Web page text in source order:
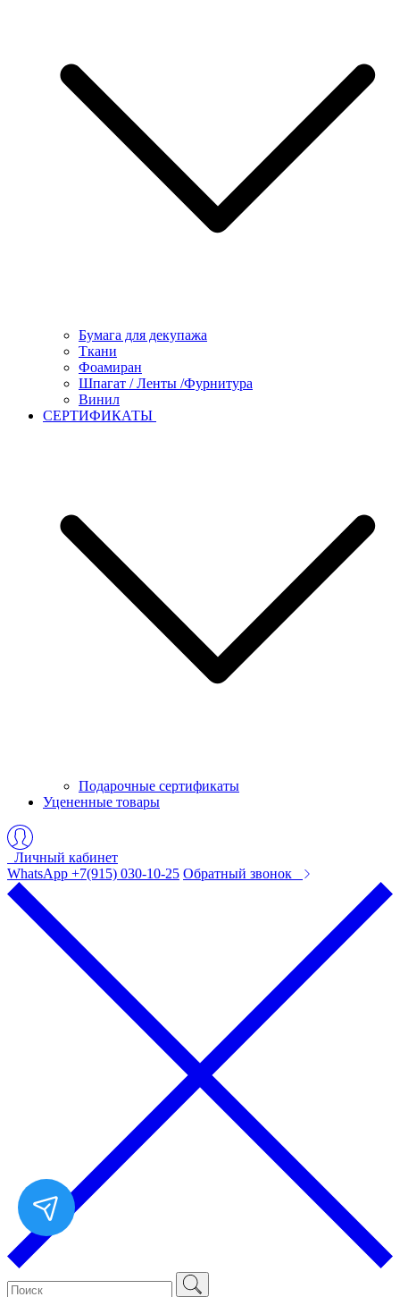
Бумага для декупажа
Ткани
Фоамиран
Шпагат / Ленты /Фурнитура
Винил
СЕРТИФИКАТЫ
Подарочные сертификаты
Уцененные товары
Личный кабинет
WhatsApp +7(915) 030-10-25 Обратный звонок